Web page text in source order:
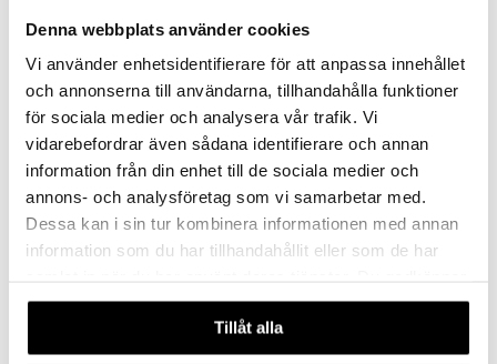
Denna webbplats använder cookies
Vi använder enhetsidentifierare för att anpassa innehållet
och annonserna till användarna, tillhandahålla funktioner
för sociala medier och analysera vår trafik. Vi
vidarebefordrar även sådana identifierare och annan
information från din enhet till de sociala medier och
annons- och analysföretag som vi samarbetar med.
Dessa kan i sin tur kombinera informationen med annan
information som du har tillhandahållit eller som de har
våra cookies vid fortsatt användande av vår webbplats.
Tillåt alla
TRESemmé Colour
Revitalize Conditioner
TRESEMMÉ
5,95
TRESemmé Colour
Revitalize Shampoo
TRESEMMÉ
5,95